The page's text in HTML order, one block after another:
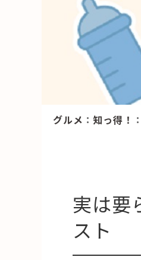
「モノ」
「ひと」
グルメ ： 知っ得！ ：
実は要
スト